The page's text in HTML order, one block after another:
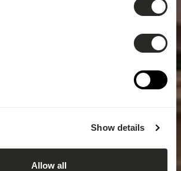
Show details
Allow all